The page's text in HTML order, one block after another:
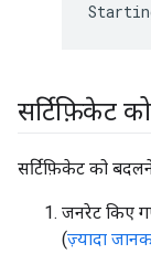
सर्टिफ़िकेट
सर्टिफ़िकेट को
जनरेट किए
(ज़्यादा